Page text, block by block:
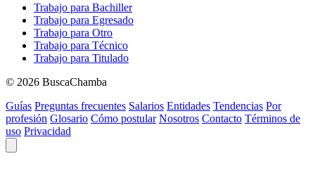
Trabajo para Bachiller
Trabajo para Egresado
Trabajo para Otro
Trabajo para Técnico
Trabajo para Titulado
© 2026 BuscaChamba
Guías Preguntas frecuentes Salarios Entidades Tendencias Por
profesión Glosario Cómo postular Nosotros Contacto Términos de
uso Privacidad